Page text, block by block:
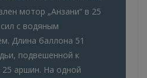
мотор „Анзани“ в 25
с водяным
Длина баллона 51
подвешенной к
аршин. На одной